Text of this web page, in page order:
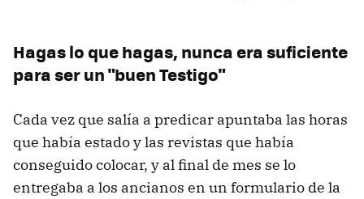
Hagas lo que hagas, nunca era suficiente
para ser un "buen Testigo"
Cada vez que salía a predicar apuntaba las horas
que había estado y las revistas que había
conseguido colocar, y al final de mes se lo
entregaba a los ancianos en un formulario de la